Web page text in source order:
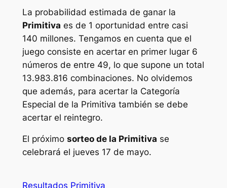
La probabilidad estimada de ganar la
Primitiva es de 1 oportunidad entre casi
140 millones. Tengamos en cuenta que el
juego consiste en acertar en primer lugar 6
números de entre 49, lo que supone un total
13.983.816 combinaciones. No olvidemos
que además, para acertar la Categoría
Especial de la Primitiva también se debe
acertar el reintegro.
El próximo sorteo de la Primitiva se
celebrará el jueves 17 de mayo.
Resultados Primitiva